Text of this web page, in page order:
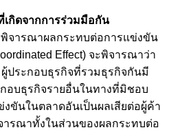
กิดจากการร่วมมือกัน
พิจารณาผลกระทบต่อการแข่งขัน
Effect) จะพิจารณาว่า
ประกอบธุรกิจที่รวมธุรกิจกันมี
อบธุรกิจรายอื่นในทางที่มิชอบ
ขันในตลาดอันเป็นผลเสียต่อผู้ค้า
รณาทั้งในส่วนของผลกระทบต่อ